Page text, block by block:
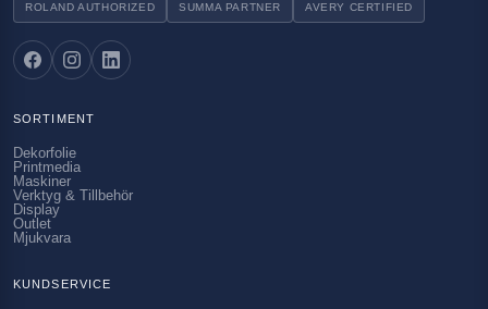
ROLAND AUTHORIZED SUMMA PARTNER AVERY CERTIFIED
SORTIMENT
Dekorfolie
Printmedia
Maskiner
Verktyg & Tillbehör
Display
Outlet
Mjukvara
KUNDSERVICE